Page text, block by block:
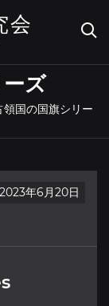
会
ズ
領国の国旗シリー
2023年6月20日